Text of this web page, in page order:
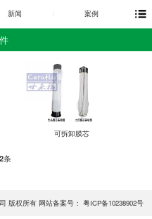
新闻 案例
可拆卸膜芯
2条
版权所有 网站备案号： 粤ICP备10238902号